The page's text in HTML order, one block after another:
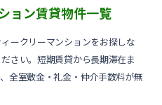
ョン賃貸物件一覧
ークリーマンションをお探しな
さい。短期賃貸から長期滞在ま
全室敷金・礼金・仲介手数料が無